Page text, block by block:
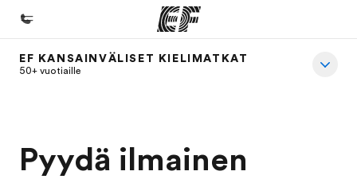
Koti
Katso mitä kaikkea teemme
EF KANSAINVÄLISET KIELIMATKAT
50+ vuotiaille
Pyydä ilmainen